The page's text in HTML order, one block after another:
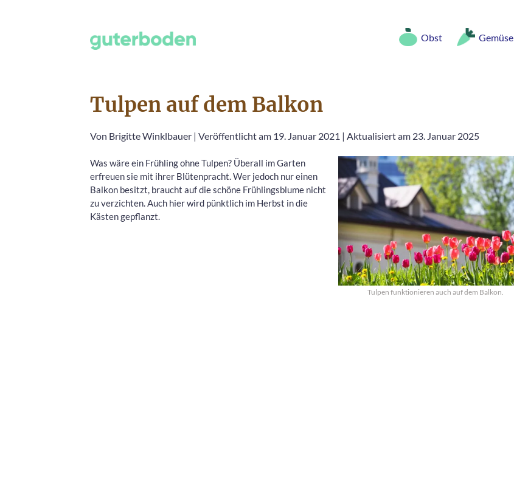
Obst Gemüse
Tulpen auf dem Balkon
Von Brigitte Winklbauer | Veröffentlicht am 19. Januar 2021 | Aktualisiert am 23. Januar 2025
Tulpen funktionieren auch auf dem Balkon.
Was wäre ein Frühling ohne Tulpen? Überall im Garten
erfreuen sie mit ihrer Blütenpracht. Wer jedoch nur einen
Balkon besitzt, braucht auf die schöne Frühlingsblume nicht
zu verzichten. Auch hier wird pünktlich im Herbst in die
Kästen gepflanzt.